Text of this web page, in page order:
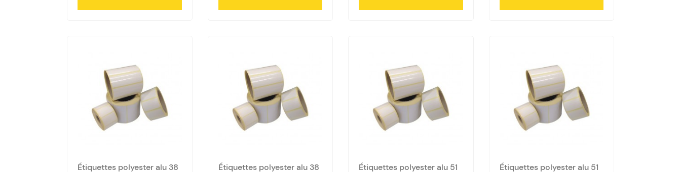
Étiquettes polyester alu 38
Étiquettes polyester alu 38
Étiquettes polyester alu 51
Étiquettes polyester alu 51